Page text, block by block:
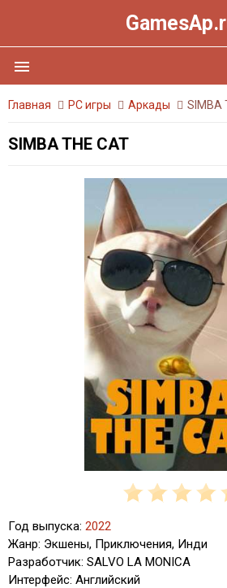
menu
Главная PC игры Аркады SIMBA
SIMBA THE CAT
Год выпуска: 2022
Жанр: Экшены, Приключения, Инди
Разработчик: SALVO LA MONICA
Интерфейс: Английский